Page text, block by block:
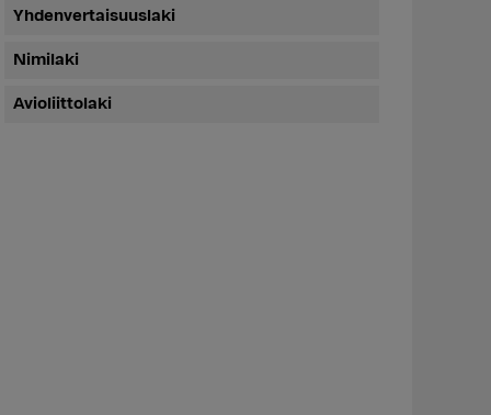
Yhdenvertaisuuslaki
Nimilaki
Avioliittolaki